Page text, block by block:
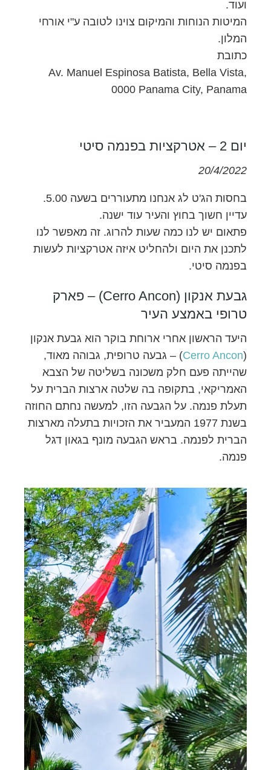
ועוד.
המיטות הנוחות והמיקום צוינו לטובה ע"י אורחי
המלון.
כתובת
Av. Manuel Espinosa Batista, Bella Vista,
0000 Panama City, Panama
יום 2 – אטרקציות בפנמה סיטי
20/4/2022
בחסות הג'ט לג אנחנו מתעוררים בשעה 5.00.
עדיין חשוך בחוץ והעיר עוד ישנה.
פתאום יש לנו כמה שעות להרוג. זה מאפשר לנו
לתכנן את היום ולהחליט איזה אטרקציות לעשות
בפנמה סיטי.
גבעת אנקון (Cerro Ancon) – פארק
טרופי באמצע העיר
היעד הראשון אחרי ארוחת בוקר הוא גבעת אנקון
(
Cerro Ancon) – גבעה טרופית, גבוהה מאוד,
שהייתה פעם חלק משכונה בשליטה של הצבא
האמריקאי, בתקופה בה שלטה ארצות הברית על
תעלת פנמה. על הגבעה הזו, למעשה נחתם החוזה
בשנת 1977 המעביר את הזכויות בתעלה מארצות
הברית לפנמה. בראש הגבעה מונף בגאון דגל
פנמה.